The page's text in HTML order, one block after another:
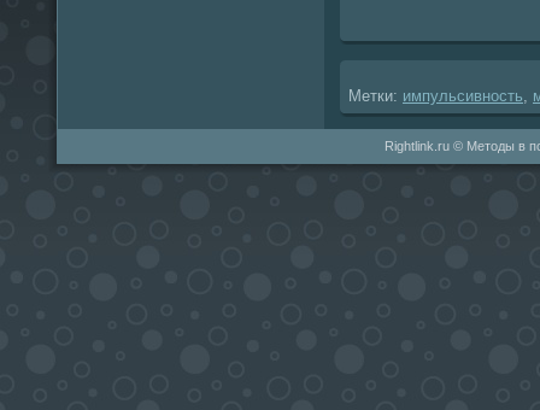
Метки: импульсивность
Rightlink.ru © Методы в